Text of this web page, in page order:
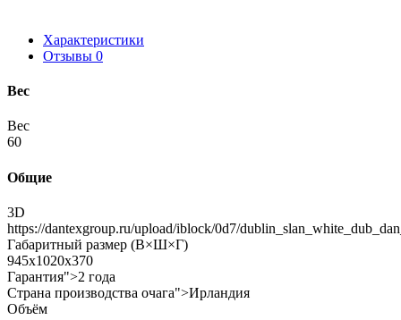
Характеристики
Отзывы 0
Вес
Вес
60
Общие
3D
https://dantexgroup.ru/upload/iblock/0d7/
Габаритный размер (В×Ш×Г)
945x1020x370
Гарантия">2 года
Страна производства очага">Ирландия
Объём